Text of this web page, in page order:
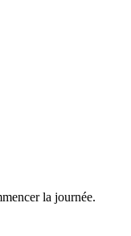
la journée.